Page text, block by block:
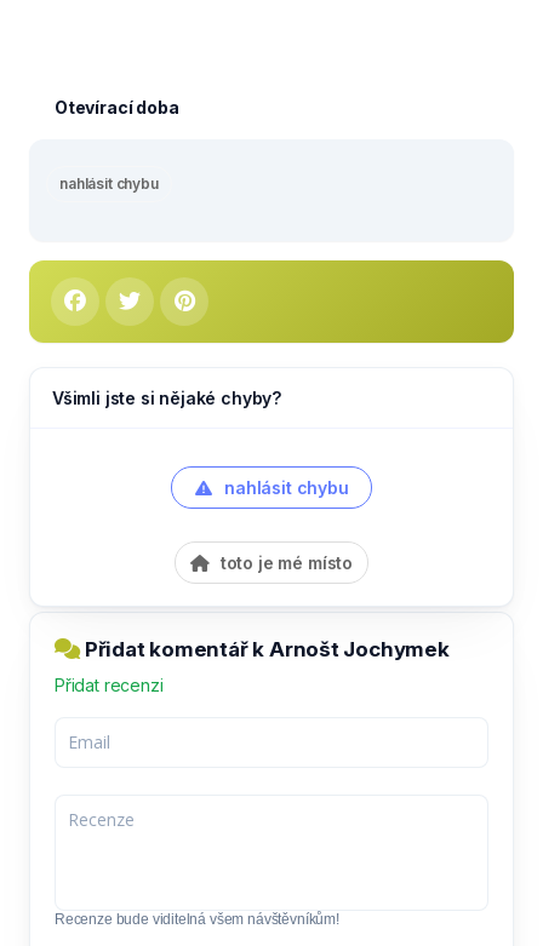
Otevírací doba
nahlásit chybu
Všimli jste si nějaké chyby?
nahlásit chybu
toto je mé místo
Přidat komentář k Arnošt Jochymek
Přidat recenzi
Recenze bude viditelná všem návštěvníkům!